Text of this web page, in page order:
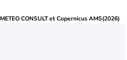
METEO CONSULT et Copernicus AMS(2026)